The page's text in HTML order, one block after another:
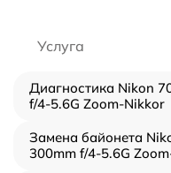
Услуга
Диагностика Nikon
f/4-5.6G Zoom-Nikkor
Замена байонета
300mm f/4-5.6G